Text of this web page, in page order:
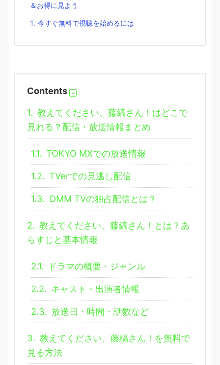
＆お得に見よう
今すぐ無料で視聴を始めるには
Contents
1. 教えてください、藤縞さん！はどこで
見れる？配信・放送情報まとめ
1.1. TOKYO MXでの放送情報
1.2. TVerでの見逃し配信
1.3. DMM TVの独占配信とは？
2. 教えてください、藤縞さん！とは？あ
らすじと基本情報
2.1. ドラマの概要・ジャンル
2.2. キャスト・出演者情報
2.3. 放送日・時間・話数など
3. 教えてください、藤縞さん！を無料で
見る方法